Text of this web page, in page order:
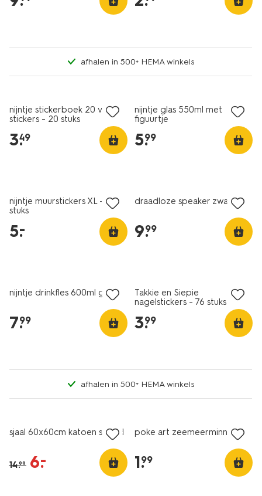
afhalen in 500+ HEMA winkels
nijntje stickerboek 20 vel
stickers - 20 stuks
3.
49
nijntje glas 550ml met
figuurtje
5.
99
nijntje muurstickers XL - 2
stuks
5.
–
draadloze speaker zwart
9.
99
nijntje drinkfles 600ml glas
7.
99
Takkie en Siepie
nagelstickers - 76 stuks
3.
99
afhalen in 500+ HEMA winkels
sjaal 60x60cm katoen strand
14.99 6.
–
poke art zeemeerminnen
1.
99